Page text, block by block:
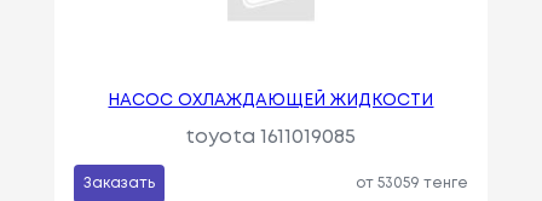
НАСОС ОХЛАЖДАЮЩЕЙ ЖИДКОСТИ
toyota 1611019085
Заказать от 53059 тенге